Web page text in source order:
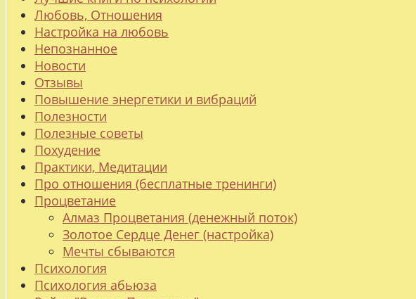
Любовь, Отношения
Настройка на любовь
Непознанное
Новости
Отзывы
Повышение энергетики и вибраций
Полезности
Полезные советы
Похудение
Практики, Медитации
Про отношения (бесплатные тренинги)
Процветание
Алмаз Процветания (денежный поток)
Золотое Сердце Денег (настройка)
Мечты сбываются
Психология
Психология абьюза